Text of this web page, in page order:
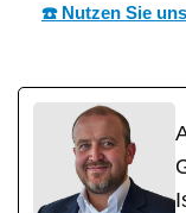
☎️ Nutzen Sie